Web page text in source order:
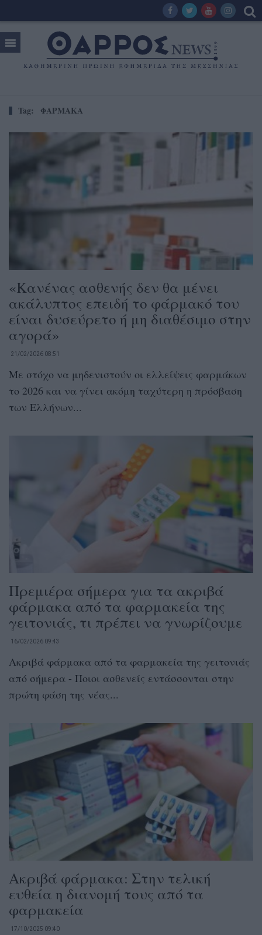
Tag: ΦΑΡΜΑΚΑ
«Κανένας ασθενής δεν θα μένει
ακάλυπτος επειδή το φάρμακό του
είναι δυσεύρετο ή μη διαθέσιμο στην
αγορά»
21/02/2026 08:51
Με στόχο να μηδενιστούν οι ελλείψεις φαρμάκων
το 2026 και να γίνει ακόμη ταχύτερη η πρόσβαση
των Ελλήνων...
Πρεμιέρα σήμερα για τα ακριβά
φάρμακα από τα φαρμακεία της
γειτονιάς, τι πρέπει να γνωρίζουμε
16/02/2026 09:43
Ακριβά φάρμακα από τα φαρμακεία της γειτονιάς
από σήμερα - Ποιοι ασθενείς εντάσσονται στην
πρώτη φάση της νέας...
Ακριβά φάρμακα: Στην τελική
ευθεία η διανομή τους από τα
φαρμακεία
17/10/2025 09:40